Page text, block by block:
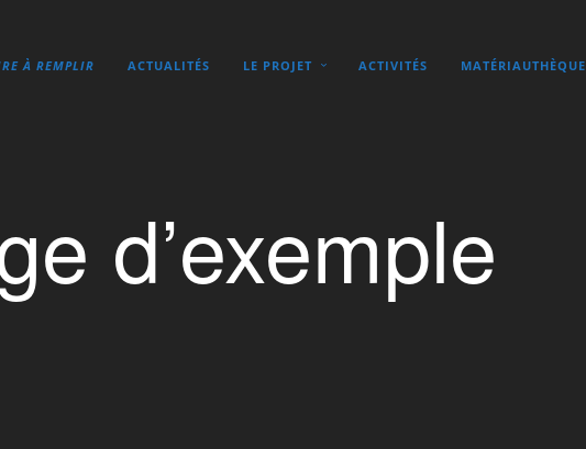
À REMPLIR ACTUALITÉS LE PROJET ACTIVITÉS MATÉRIAUTHÈQUE
d’exemple